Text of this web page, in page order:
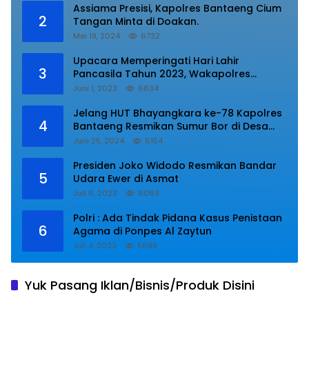
2
Assiama Presisi, Kapolres Bantaeng Cium
Tangan Minta di Doakan.
Mei 19, 2024 6732
3
Upacara Memperingati Hari Lahir
Pancasila Tahun 2023, Wakapolres
Lampung Utara Bacakan Amanat Kepala
Juni 1, 2023 6634
4
Jelang HUT Bhayangkara ke-78 Kapolres
Bantaeng Resmikan Sumur Bor di Desa
Kaloling Bantaeng
Juni 25, 2024 6154
5
Presiden Joko Widodo Resmikan Bandar
Udara Ewer di Asmat
Juli 6, 2023 6063
6
Polri : Ada Tindak Pidana Kasus Penistaan
Agama di Ponpes Al Zaytun
Juli 4, 2023 5699
Yuk Pasang Iklan/Bisnis/Produk Disini